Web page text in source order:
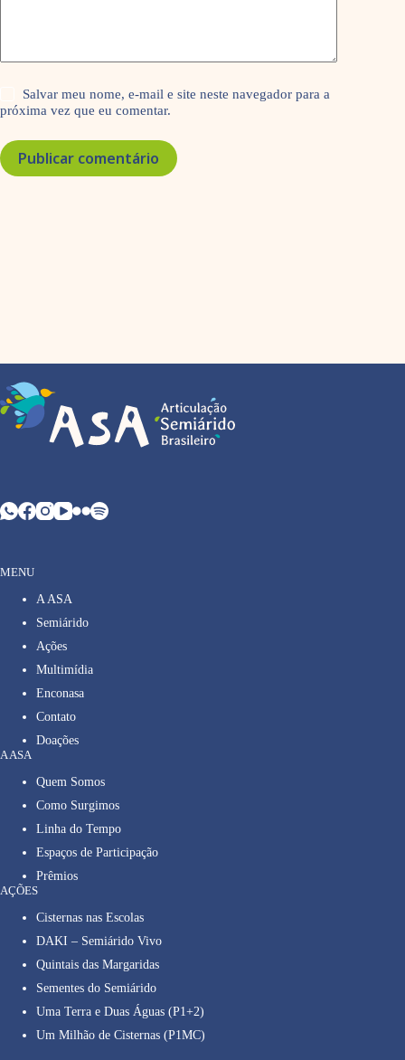
Salvar meu nome, e-mail e site neste navegador para a
próxima vez que eu comentar.
Publicar comentário
MENU
A ASA
Semiárido
Ações
Multimídia
Enconasa
Contato
Doações
A ASA
Quem Somos
Como Surgimos
Linha do Tempo
Espaços de Participação
Prêmios
AÇÕES
Cisternas nas Escolas
DAKI – Semiárido Vivo
Quintais das Margaridas
Sementes do Semiárido
Uma Terra e Duas Águas (P1+2)
Um Milhão de Cisternas (P1MC)